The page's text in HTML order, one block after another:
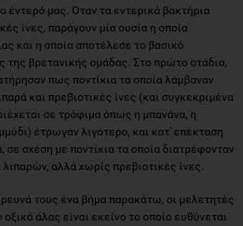
έντερό μας. Όταν τα εντερικά βακτήρια
ίνες, παράγουν μία ουσία η οποία
και η οποία αποτέλεσε το βασικό
της βρετανικής ομάδας. Στο πρώτο στάδιο,
πως ποντίκια τα οποία λάμβαναν
και πρεβιοτικές ίνες (και συγκεκριμένα
σε τρόφιμα όπως η μπανάνα, η
έτρωγαν λιγότερο, και κατ' επέκταση
σε σχέση με ποντίκια τα οποία διατρέφονταν
αλλά χωρίς πρεβιοτικές ίνες.
τους ένα βήμα παρακάτω, οι μελετητές
άλας είναι εκείνο το οποίο ευθύνεται